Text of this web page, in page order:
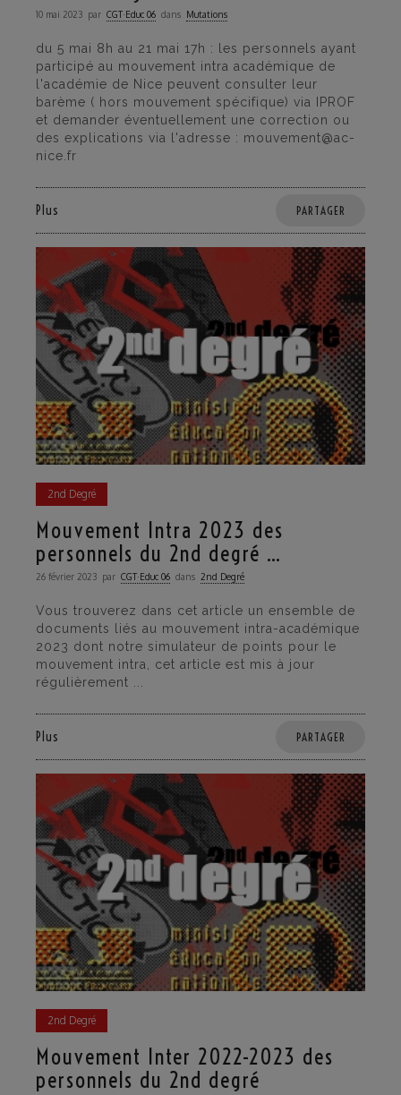
10 mai 2023 par CGT·Educ 06 dans Mutations
du 5 mai 8h au 21 mai 17h : les personnels ayant
participé au mouvement intra académique de
l'académie de Nice peuvent consulter leur
barème ( hors mouvement spécifique) via IPROF
et demander éventuellement une correction ou
des explications via l'adresse : mouvement@ac-
nice.fr
Plus PARTAGER
2nd Degré
Mouvement Intra 2023 des
personnels du 2nd degré …
26 février 2023 par CGT·Educ 06 dans 2nd Degré
Vous trouverez dans cet article un ensemble de
documents liés au mouvement intra-académique
2023 dont notre simulateur de points pour le
mouvement intra, cet article est mis à jour
régulièrement ...
Plus PARTAGER
2nd Degré
Mouvement Inter 2022-2023 des
personnels du 2nd degré